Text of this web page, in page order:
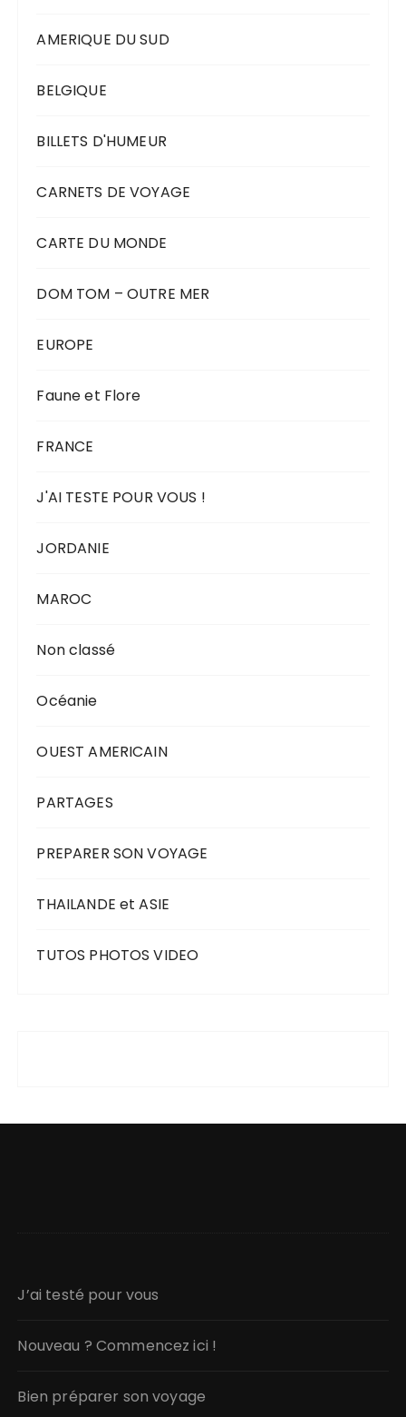
AMERIQUE DU SUD
BELGIQUE
BILLETS D'HUMEUR
CARNETS DE VOYAGE
CARTE DU MONDE
DOM TOM – OUTRE MER
EUROPE
Faune et Flore
FRANCE
J'AI TESTE POUR VOUS !
JORDANIE
MAROC
Non classé
Océanie
OUEST AMERICAIN
PARTAGES
PREPARER SON VOYAGE
THAILANDE et ASIE
TUTOS PHOTOS VIDEO
J’ai testé pour vous
Nouveau ? Commencez ici !
Bien préparer son voyage